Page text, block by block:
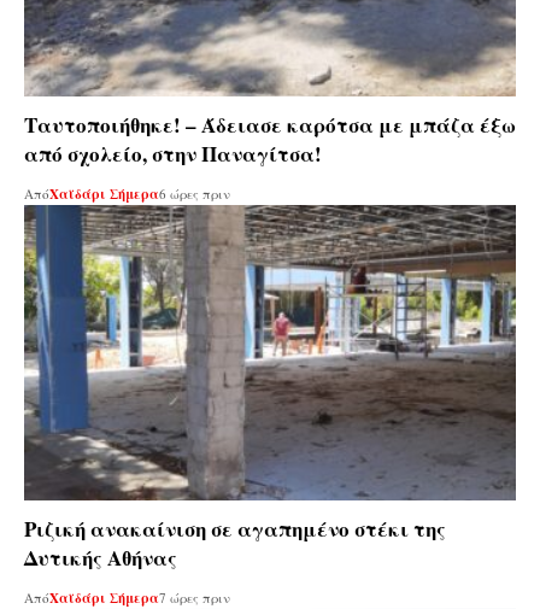
Ταυτοποιήθηκε! – Άδειασε καρότσα με μπάζα έξω
από σχολείο, στην Παναγίτσα!
ΑπόΧαϊδάρι Σήμερα6 ώρες πριν
Ριζική ανακαίνιση σε αγαπημένο στέκι της
Δυτικής Αθήνας
ΑπόΧαϊδάρι Σήμερα7 ώρες πριν